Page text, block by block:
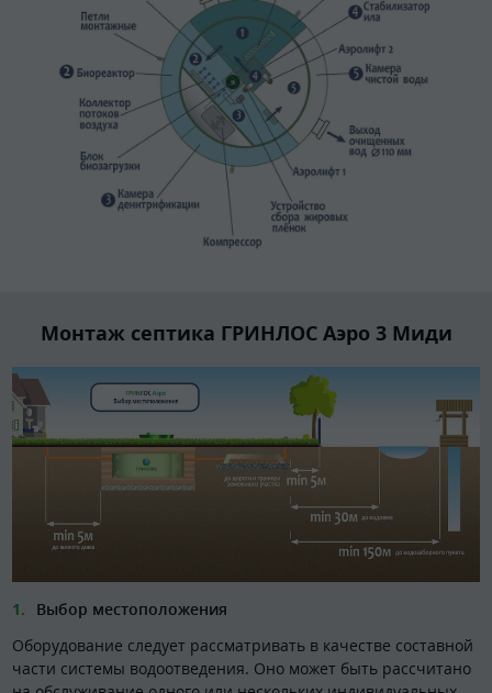
Монтаж септика ГРИНЛОС Аэро 3 Миди
Выбор местоположения
Оборудование следует рассматривать в качестве составной
части системы водоотведения. Оно может быть рассчитано